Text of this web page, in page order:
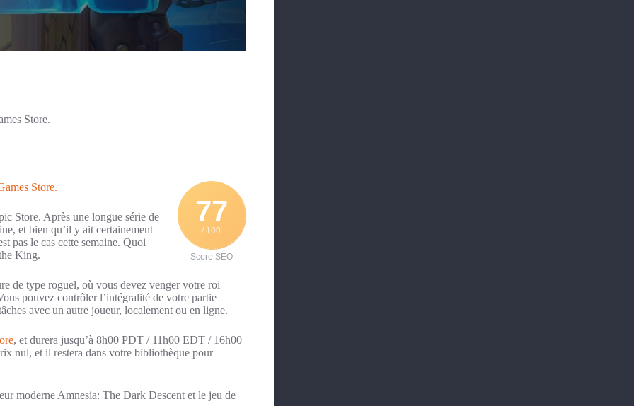
Store.
77
/ 100
Score SEO
Store.
Store. Après une longue série de
et bien qu’il y ait certainement
pas le cas cette semaine. Quoi
King.
de type roguel, où vous devez venger votre roi
pouvez contrôler l’intégralité de votre partie
avec un autre joueur, localement ou en ligne.
, et durera jusqu’à 8h00 PDT / 11h00 EDT / 16h00
nul, et il restera dans votre bibliothèque pour
moderne Amnesia: The Dark Descent et le jeu de